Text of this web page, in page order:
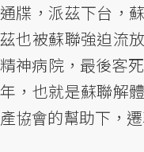
通牒，派茲下台，
茲也被蘇聯強迫流
精神病院，最後客
年，也就是蘇聯解
產協會的幫助下，